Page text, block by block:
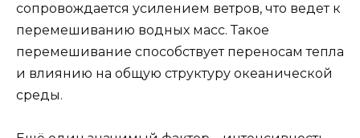
сопровождается усилением ветров, что ведет к
перемешиванию водных масс. Такое
перемешивание способствует переносам тепла
и влиянию на общую структуру океанической
среды.